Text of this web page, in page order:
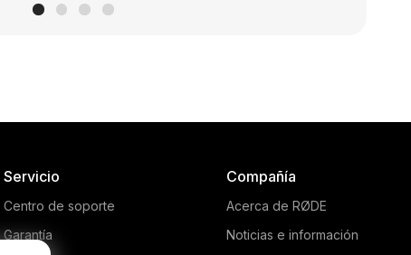
Servicio
Centro de soporte
Garantía
Compañía
Acerca de RØDE
Noticias e información